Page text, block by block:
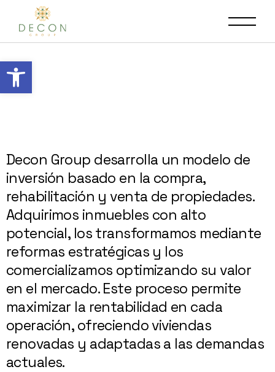
Abrir barra de herramientas
Decon Group desarrolla un modelo de
inversión basado en la compra,
rehabilitación y venta de propiedades.
Adquirimos inmuebles con alto
potencial, los transformamos mediante
reformas estratégicas y los
comercializamos optimizando su valor
en el mercado. Este proceso permite
maximizar la rentabilidad en cada
operación, ofreciendo viviendas
renovadas y adaptadas a las demandas
actuales.